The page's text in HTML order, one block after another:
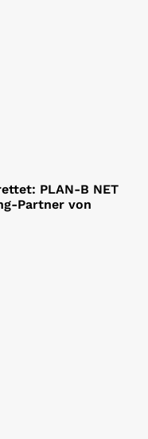
PLAN-B NET
Partner von